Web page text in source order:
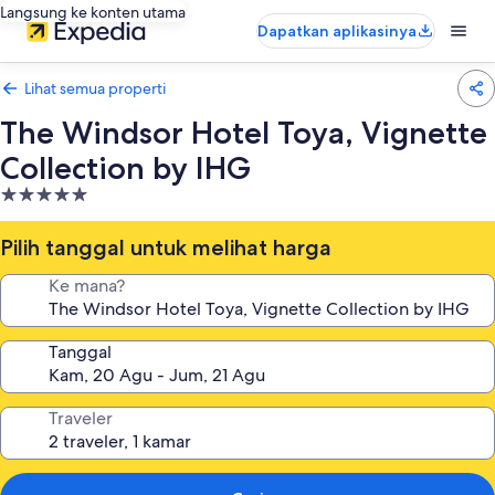
Langsung ke konten utama
Dapatkan aplikasinya
Lihat semua properti
The Windsor Hotel Toya, Vignette
Collection by IHG
Properti
bintang
5.0
Pilih tanggal untuk melihat harga
Ke mana?
Tanggal
Traveler